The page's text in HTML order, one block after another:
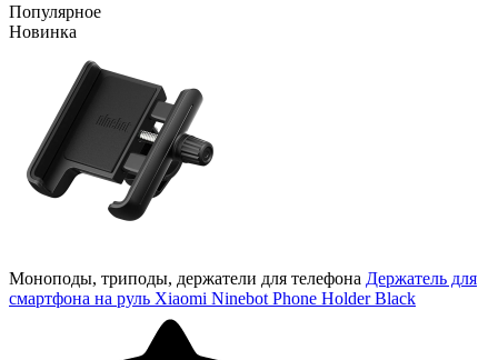
Популярное
Новинка
Моноподы, триподы, держатели для телефона Держатель для
смартфона на руль Xiaomi Ninebot Phone Holder Black